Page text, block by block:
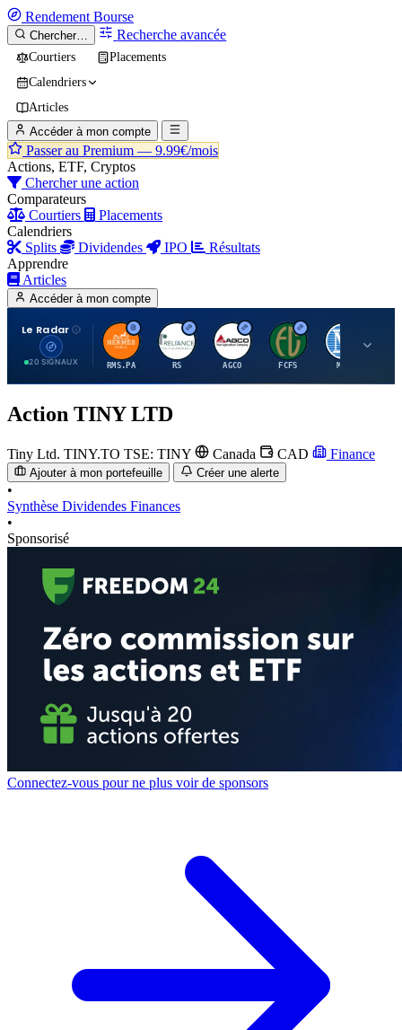
Rendement Bourse
Chercher… Recherche avancée
Courtiers
Placements
Calendriers
Articles
Accéder à mon compte
Passer au Premium — 9.99€/mois
Actions, ETF, Cryptos
Chercher une action
Comparateurs
Courtiers
Placements
Calendriers
Splits
Dividendes IPO
Résultats
Apprendre
Articles
Accéder à mon compte
Le Radar
20 SIGNAUX
H
RMS.PA
R
RS
A
AGCO
F
FCFS
M
MCO
Action TINY LTD
Tiny Ltd. TINY.TO TSE: TINY Canada CAD Finance
Ajouter à mon portefeuille Créer une alerte
•
Synthèse Dividendes Finances
•
Sponsorisé
Connectez-vous pour ne plus voir de sponsors